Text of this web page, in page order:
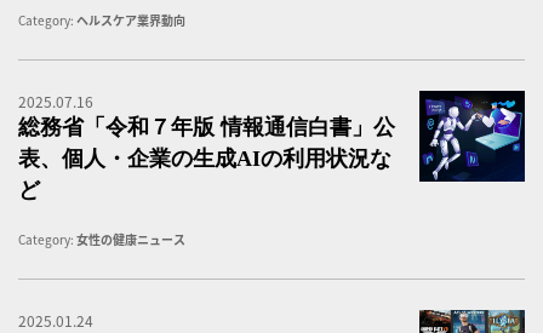
Category: ヘルスケア業界動向
2025.07.16
総務省「令和７年版 情報通信白書」公
表、個人・企業の生成AIの利用状況な
ど
Category: 女性の健康ニュース
2025.01.24